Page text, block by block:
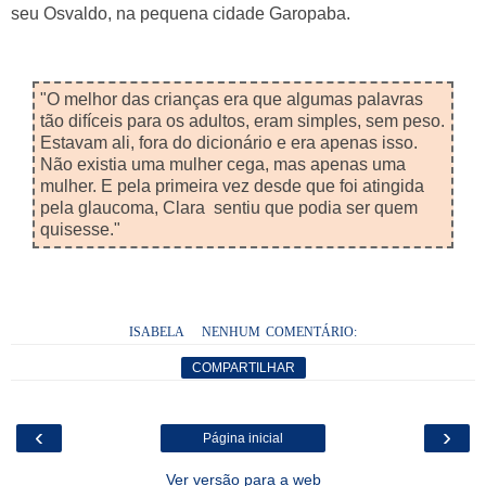
seu Osvaldo, na pequena cidade Garopaba.
"O melhor das crianças era que algumas palavras
tão difíceis para os adultos, eram simples, sem peso.
Estavam ali, fora do dicionário e era apenas isso.
Não existia uma mulher cega, mas apenas uma
mulher. E pela primeira vez desde que foi atingida
pela glaucoma, Clara sentiu que podia ser quem
quisesse."
ISABELA NENHUM COMENTÁRIO:
COMPARTILHAR
‹ ›
Página inicial
Ver versão para a web